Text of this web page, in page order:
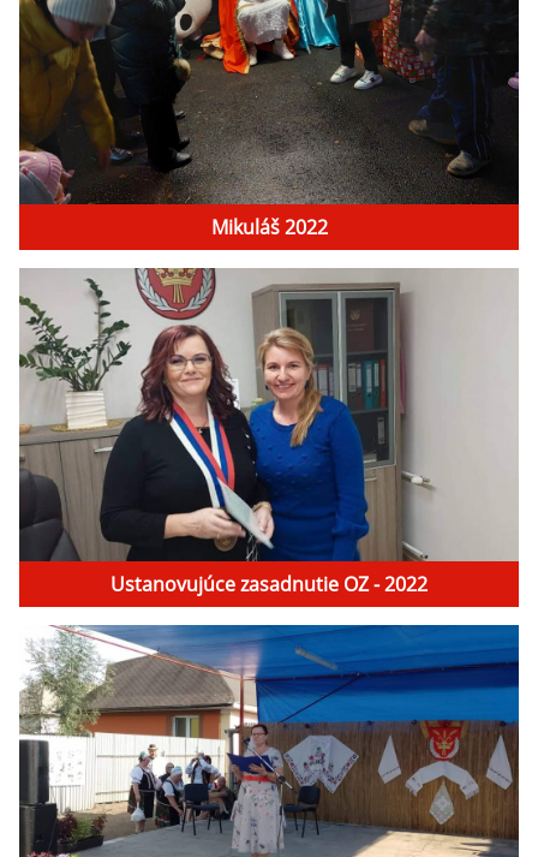
Mikuláš 2022
Ustanovujúce zasadnutie OZ - 2022